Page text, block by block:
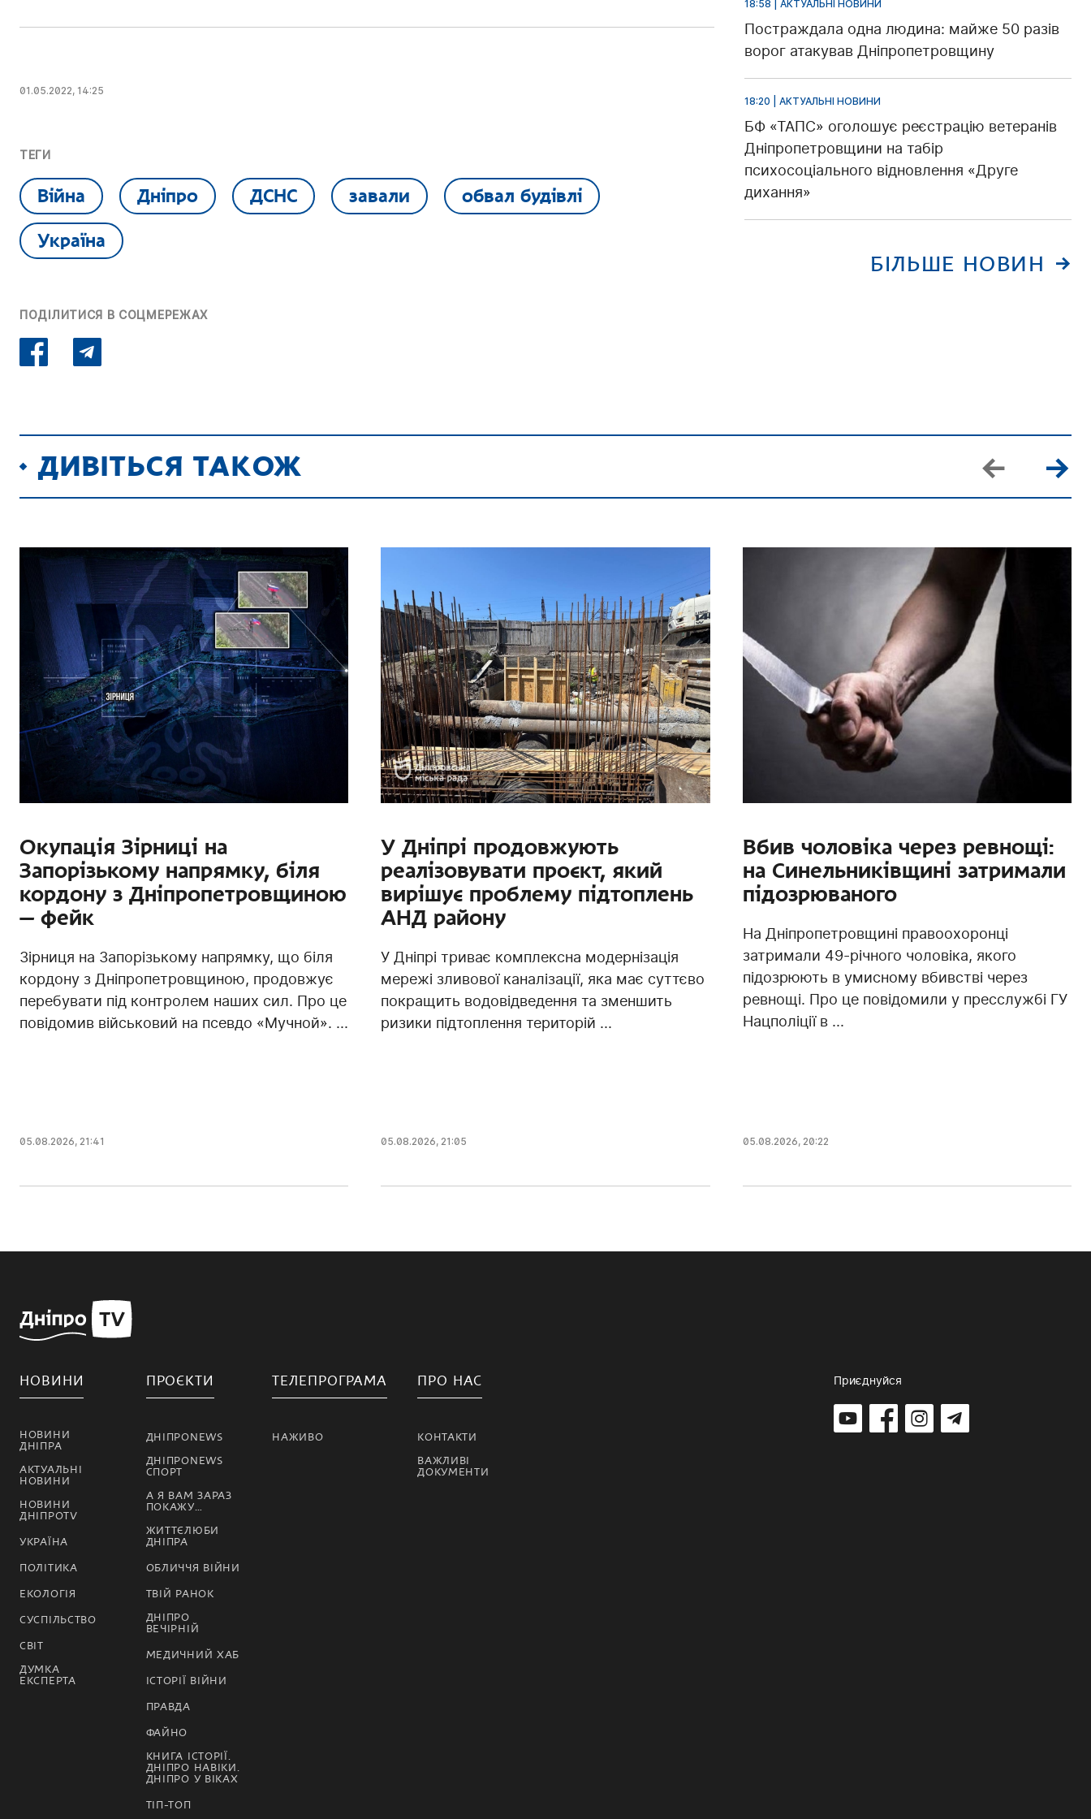
01.05.2022, 14:25
ТЕГИ
Війна Дніпро ДСНС завали обвал будівлі
Україна
ПОДІЛИТИСЯ В СОЦМЕРЕЖАХ
18:58 | АКТУАЛЬНІ НОВИНИ
Постраждала одна людина: майже 50 разів
ворог атакував Дніпропетровщину
18:20 | АКТУАЛЬНІ НОВИНИ
БФ «ТАПС» оголошує реєстрацію ветеранів
Дніпропетровщини на табір
психосоціального відновлення «Друге
дихання»
БІЛЬШЕ НОВИН
ДИВІТЬСЯ ТАКОЖ
Окупація Зірниці на
Запорізькому напрямку, біля
кордону з Дніпропетровщиною
— фейк
Зірниця на Запорізькому напрямку, що біля
кордону з Дніпропетровщиною, продовжує
перебувати під контролем наших сил. Про це
повідомив військовий на псевдо «Мучной». ...
05.08.2026, 21:41
У Дніпрі продовжують
реалізовувати проєкт, який
вирішує проблему підтоплень
АНД району
У Дніпрі триває комплексна модернізація
мережі зливової каналізації, яка має суттєво
покращить водовідведення та зменшить
ризики підтоплення територій ...
05.08.2026, 21:05
Вбив чоловіка через ревнощі:
на Синельниківщині затримали
підозрюваного
На Дніпропетровщині правоохоронці
затримали 49-річного чоловіка, якого
підозрюють в умисному вбивстві через
ревнощі. Про це повідомили у пресслужбі ГУ
Нацполіції в ...
05.08.2026, 20:22
НОВИНИ
НОВИНИ
ДНІПРА
АКТУАЛЬНІ
НОВИНИ
НОВИНИ
ДНІПРОTV
УКРАЇНА
ПОЛІТИКА
ЕКОЛОГІЯ
СУСПІЛЬСТВО
СВІТ
ДУМКА
ЕКСПЕРТА
ПРОЄКТИ
ДНІПРОNEWS
ДНІПРОNEWS
СПОРТ
А Я ВАМ ЗАРАЗ
ПОКАЖУ…
ЖИТТЄЛЮБИ
ДНІПРА
ОБЛИЧЧЯ ВІЙНИ
ТВІЙ РАНОК
ДНІПРО
ВЕЧІРНІЙ
МЕДИЧНИЙ ХАБ
ІСТОРІЇ ВІЙНИ
ПРАВДА
ФАЙНО
КНИГА ІСТОРІЇ.
ДНІПРО НАВІКИ.
ДНІПРО У ВІКАХ
ТІП-ТОП
ТЕЛЕПРОГРАМА
НАЖИВО
ПРО НАС
КОНТАКТИ
ВАЖЛИВІ
ДОКУМЕНТИ
Приєднуйся